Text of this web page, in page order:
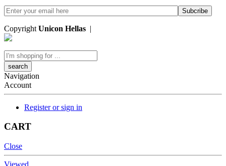
Copyright Unicon Hellas |
Search
here
Navigation
Account
Register or sign in
CART
Close